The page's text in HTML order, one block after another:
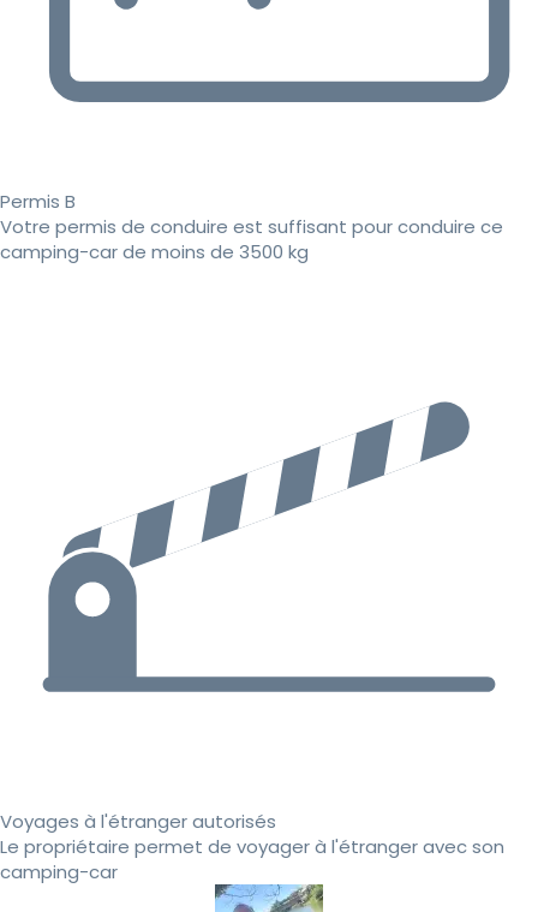
Permis B
Votre permis de conduire est suffisant pour conduire ce
camping-car de moins de 3500 kg
Voyages à l'étranger autorisés
Le propriétaire permet de voyager à l'étranger avec son
camping-car